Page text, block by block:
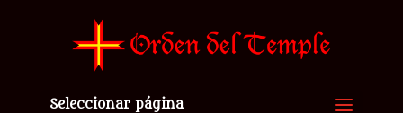
Seleccionar página